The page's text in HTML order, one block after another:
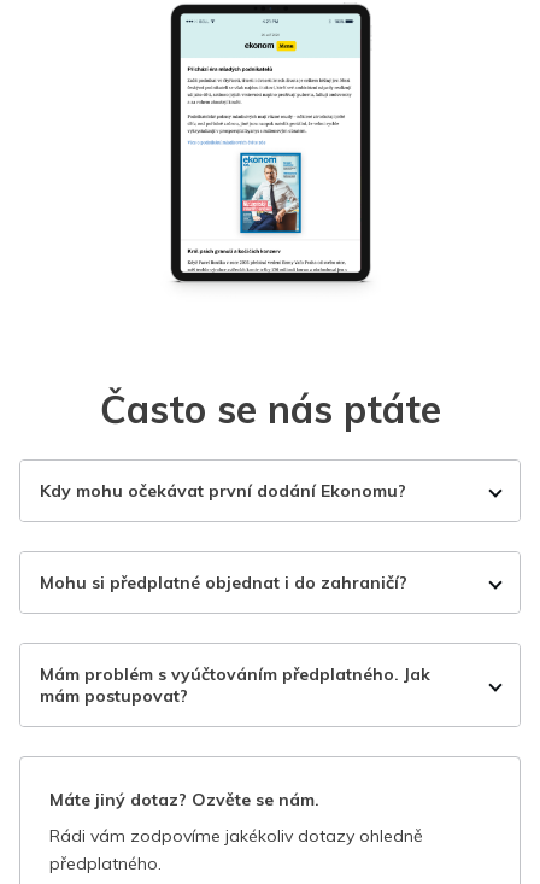
Často se nás ptáte
Kdy mohu očekávat první dodání Ekonomu?
Mohu si předplatné objednat i do zahraničí?
Mám problém s vyúčtováním předplatného. Jak
mám postupovat?
Máte jiný dotaz? Ozvěte se nám.
Rádi vám zodpovíme jakékoliv dotazy ohledně
předplatného.